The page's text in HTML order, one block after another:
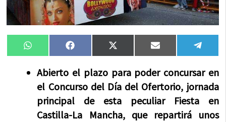
Compartir
en
WhatsAppCompartir
en
FacebookCompartir
en
X
(Twitter)
Compartir
en
Email
en
Abierto el plazo para poder concursar en
el Concurso del Día del Ofertorio, jornada
principal de esta peculiar Fiesta en
Castilla-La Mancha, que repartirá unos